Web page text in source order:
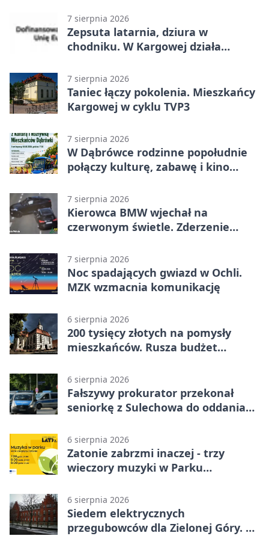
7 sierpnia 2026
Zepsuta latarnia, dziura w
chodniku. W Kargowej działa
7 sierpnia 2026
Taniec łączy pokolenia. Mieszkańcy
Kargowej w cyklu TVP3
7 sierpnia 2026
W Dąbrówce rodzinne popołudnie
połączy kulturę, zabawę i kino
7 sierpnia 2026
Kierowca BMW wjechał na
czerwonym świetle. Zderzenie
7 sierpnia 2026
Noc spadających gwiazd w Ochli.
MZK wzmacnia komunikację
6 sierpnia 2026
200 tysięcy złotych na pomysły
mieszkańców. Rusza budżet
6 sierpnia 2026
Fałszywy prokurator przekonał
seniorkę z Sulechowa do oddania
6 sierpnia 2026
Zatonie zabrzmi inaczej - trzy
wieczory muzyki w Parku
6 sierpnia 2026
Siedem elektrycznych
przegubowców dla Zielonej Góry. To